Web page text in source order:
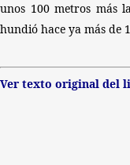
unos 100 metros más
hundió hace ya más de
Ver texto original del